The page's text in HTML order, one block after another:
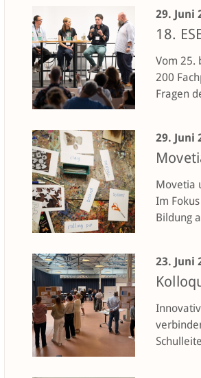
29. Juni
18.
Vom 25.
200
Fragen
29. Juni
Movetia
Im
Bildung
23. Juni